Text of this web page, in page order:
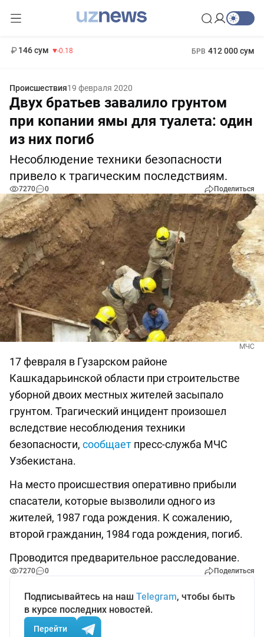
146 сум -0.18 БРВ 412 000 сум
Происшествия19 февраля 2020
Двух братьев завалило грунтом
при копании ямы для туалета: один
из них погиб
Несоблюдение техники безопасности
привело к трагическим последствиям.
7270 0 Поделиться
МЧС
17 февраля в Гузарском районе
Кашкадарьинской области при строительстве
уборной двоих местных жителей засыпало
грунтом. Трагический инцидент произошел
вследствие несоблюдения техники
безопасности, сообщает пресс-служба МЧС
Узбекистана.
На место происшествия оперативно прибыли
спасатели, которые вызволили одного из
жителей, 1987 года рождения. К сожалению,
второй гражданин, 1984 года рождения, погиб.
Проводится предварительное расследование.
7270 0 Поделиться
Подписывайтесь на наш Telegram, чтобы быть
в курсе последних новостей.
Перейти